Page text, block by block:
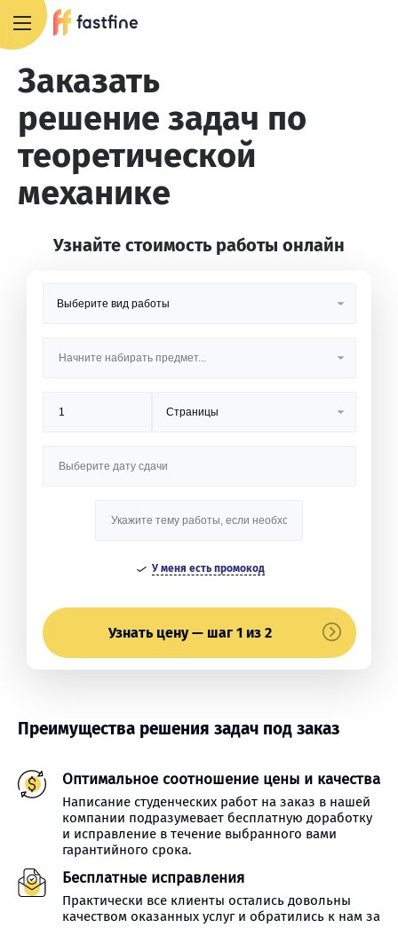
Заказать
решение задач по
теоретической
механике
Узнайте стоимость работы онлайн
У меня есть промокод
Узнать цену — шаг 1 из 2
Преимущества решения задач под заказ
Оптимальное соотношение цены и качества
Написание студенческих работ на заказ в нашей
компании подразумевает бесплатную доработку
и исправление в течение выбранного вами
гарантийного срока.
Бесплатные исправления
Практически все клиенты остались довольны
качеством оказанных услуг и обратились к нам за